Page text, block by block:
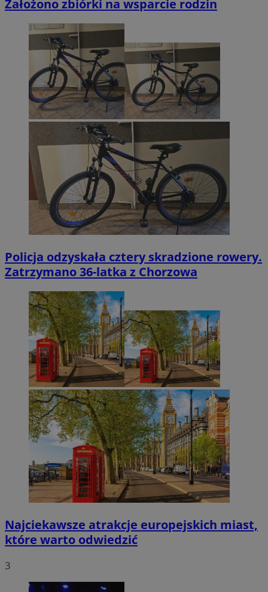
Założono zbiórki na wsparcie rodzin
Policja odzyskała cztery skradzione rowery.
Zatrzymano 36-latka z Chorzowa
Najciekawsze atrakcje europejskich miast,
które warto odwiedzić
3